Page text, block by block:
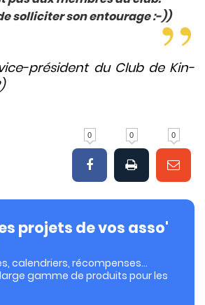
solliciter son entourage :-))
président du Club de Kin-
0 0 0
projets de vos asso'
calendriers, récompenses…
gamme de produits pour les